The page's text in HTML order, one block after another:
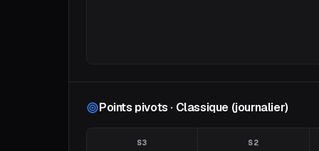
Points pivots · Classique (journalier)
S3 S2